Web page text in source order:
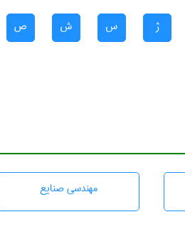
ژ س ش ص
مهندسی صنايع